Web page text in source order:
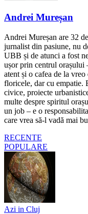
Andrei Mureșan
Andrei Mureșan are 32
jurnalist din pasiune, nu
UBB și de atunci a fost
ușor prin centrul orașului
atent și o cafea de la
floricele, dar cu empatie.
civice, proiecte
multe despre spiritul
un job – e o
care vrea să-l vadă mai
RECENTE
POPULARE
Azi in Cluj